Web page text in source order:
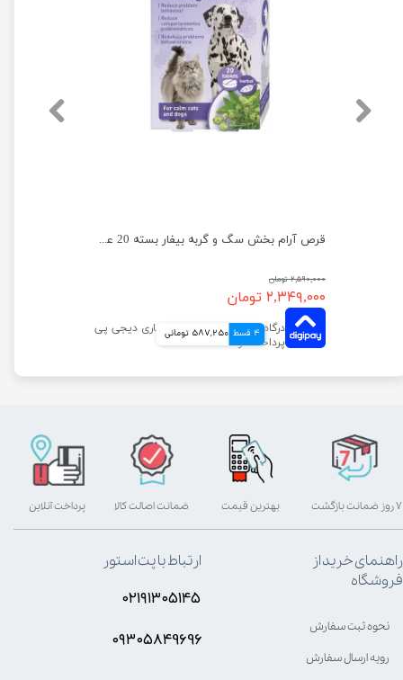
قرص آرام بخش سگ و گربه بیفار بسته 20 عددی
۲,۵۹۰,۰۰۰ تومان
۲,۳۴۹,۰۰۰ تومان
4 قسط 587,250 تومانی
بهترین قیمت پرداخت آنلاین ۷ روز ضمانت بازگشت ضمانت اصالت کالا
راهنمای خرید از
فروشگاه
نحوه ثبت سفارش
رویه ارسال سفارش
ارتباط با پت استور
۰۲۱۹۱۳۰۵۱۴۵
۰۹۳۰۵8۴9696